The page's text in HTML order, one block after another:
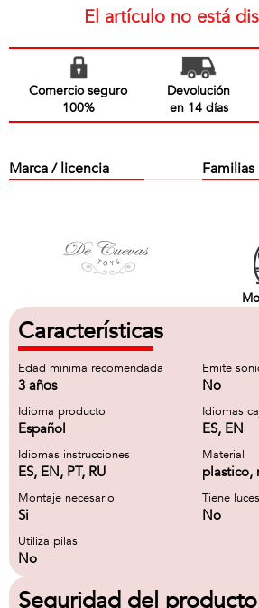
El artículo no está
Comercio seguro
100%
Devolución
en 14 días
Marca / licencia Familias
Características
Edad minima recomendada
3 años
Emite
No
Idioma producto
Español
Idiomas
ES, EN
Idiomas instrucciones
ES, EN, PT, RU
Material
plastico,
Montaje necesario
Si
Tiene luces
No
Utiliza pilas
No
Seguridad del producto